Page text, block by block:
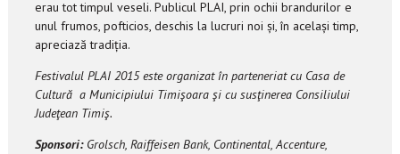
erau tot timpul veseli. Publicul PLAI, prin ochii brandurilor e
unul frumos, pofticios, deschis la lucruri noi și, în același timp,
apreciază tradiția.
Festivalul PLAI 2015 este organizat în parteneriat cu Casa de
Cultură a Municipiului Timişoara şi cu susţinerea Consiliului
Judeţean Timiş.
Sponsori:Grolsch, Raiffeisen Bank, Continental, Accenture,